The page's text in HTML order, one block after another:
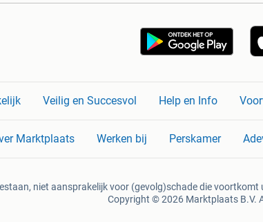
Veilig en Succesvol Help en Info
Marktplaats Werken bij Perskamer
niet aansprakelijk voor (gevolg)schade die
Copyright © 2026 Marktplaats B.V.